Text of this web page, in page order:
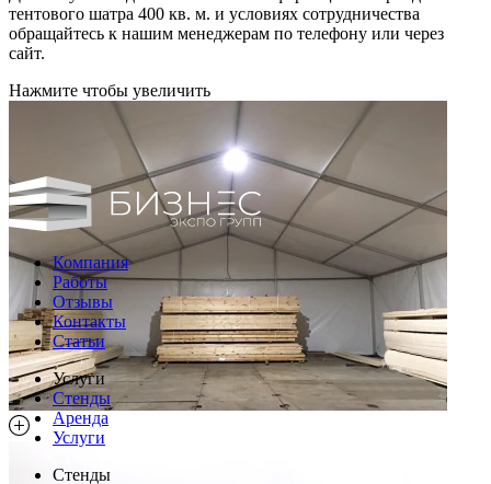
тентового шатра 400 кв. м. и условиях сотрудничества
обращайтесь к нашим менеджерам по телефону или через
сайт.
Нажмите чтобы увеличить
Компания
Работы
Отзывы
Контакты
Статьи
Услуги
Стенды
Аренда
Услуги
Стенды